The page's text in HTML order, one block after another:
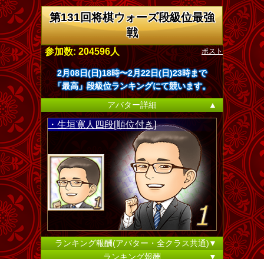
第131回将棋ウォーズ段級位最強
戦
ポスト
参加数: 204596人
2月08日(日)18時〜2月22日(日)23時まで
「最高」段級位ランキングにて競います。
アバター詳細
▲
・生垣寛人四段[順位付き]
ランキング報酬(アバター・全クラス共通)▼
ランキング報酬
▼